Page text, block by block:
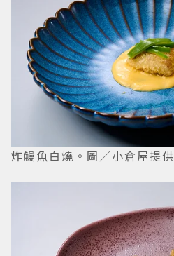
炸鰻魚白燒。圖／小倉屋提供